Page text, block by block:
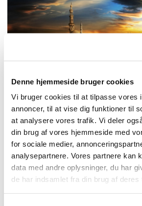
Denne hjemmeside bruger cookies
Vi bruger cookies til at tilpasse vores
annoncer, til at vise dig funktioner til
at analysere vores trafik. Vi deler
din brug af vores hjemmeside med
for sociale medier,
analysepartnere. Vores partnere kan
data med andre oplysninger, du har
de har indsamlet fra din brug af deres
TILBAGE